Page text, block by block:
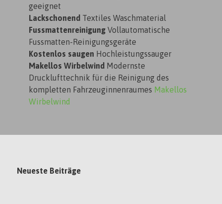
geeignet
Lackschonend Textiles Waschmaterial
Fussmattenreinigung Vollautomatische
Fussmatten-Reinigungsgeräte
Kostenlos saugen Hochleistungssauger
Makellos Wirbelwind Modernste
Drucklufttechnik für die Reinigung des
kompletten Fahrzeuginnenraumes Makellos
Wirbelwind
Neueste Beiträge